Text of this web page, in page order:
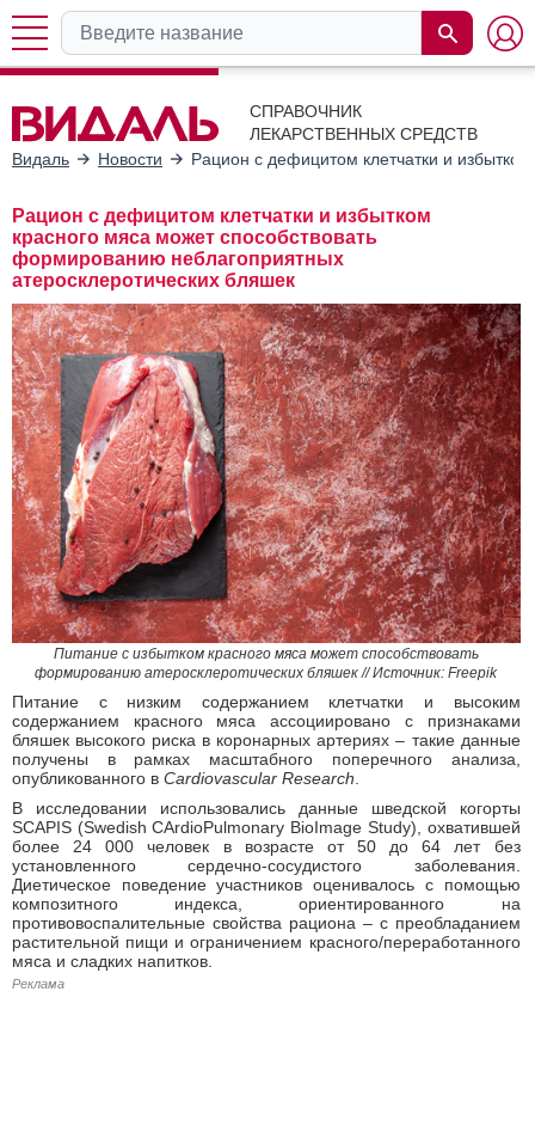
СПРАВОЧНИК
ЛЕКАРСТВЕННЫХ СРЕДСТВ
Видаль
Новости Рацион с дефицитом клетчатки и
Рацион с дефицитом клетчатки и избытком
красного мяса может способствовать
формированию неблагоприятных
атеросклеротических бляшек
Питание с избытком красного мяса может способствовать
формированию атеросклеротических бляшек // Источник: Freepik
Питание с низким содержанием клетчатки и высоким
содержанием красного мяса ассоциировано с признаками
бляшек высокого риска в коронарных артериях – такие данные
получены в рамках масштабного поперечного анализа,
опубликованного в Cardiovascular Research
В исследовании использовались данные шведской когорты
SCAPIS (Swedish CArdioPulmonary BioImage Study), охватившей
более 24 000 человек в возрасте от 50 до 64 лет без
установленного сердечно-сосудистого заболевания.
Диетическое поведение участников оценивалось с помощью
композитного индекса, ориентированного на
противовоспалительные свойства рациона – с преобладанием
растительной пищи и ограничением красного/переработанного
мяса и сладких напитков.
Реклама